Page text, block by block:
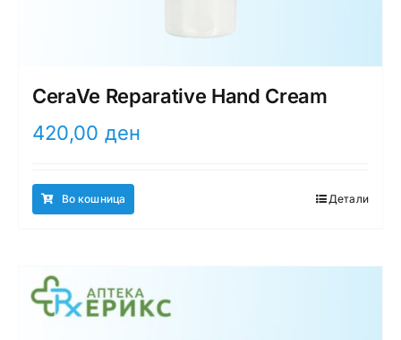
CeraVe Reparative Hand Cream
420,00 ден
Во кошница Детали